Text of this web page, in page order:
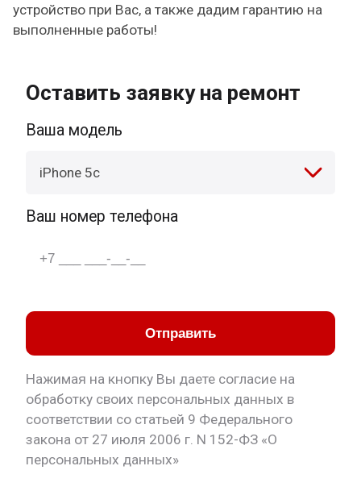
устройство при Вас, а также дадим гарантию на
выполненные работы!
Оставить заявку на ремонт
Ваша модель
iPhone 5c
Ваш номер телефона
Отправить
Нажимая на кнопку Вы даете согласие на
обработку своих персональных данных в
соответствии со статьей 9 Федерального
закона от 27 июля 2006 г. N 152-ФЗ «О
персональных данных»